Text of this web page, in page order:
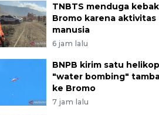
TNBTS menduga
Bromo karena aktivitas
manusia
6 jam lalu
BNPB kirim satu
"water bombing"
ke Bromo
7 jam lalu